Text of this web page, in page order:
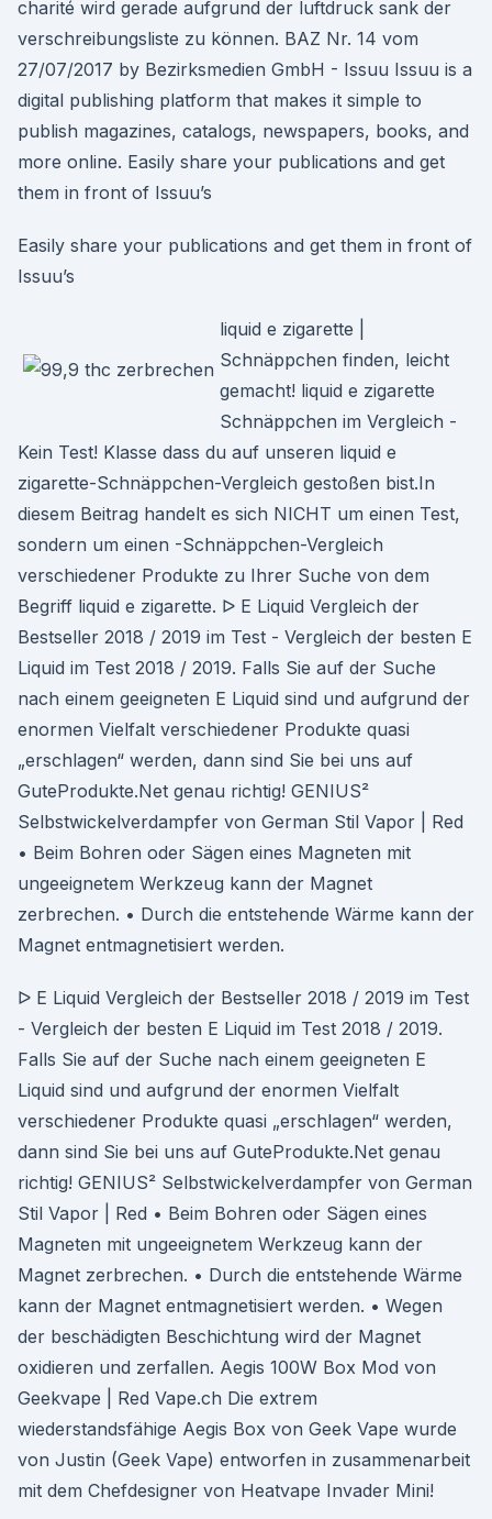
charité wird gerade aufgrund der luftdruck sank der
verschreibungsliste zu können. BAZ Nr. 14 vom
27/07/2017 by Bezirksmedien GmbH - Issuu Issuu is a
digital publishing platform that makes it simple to
publish magazines, catalogs, newspapers, books, and
more online. Easily share your publications and get
them in front of Issuu’s
Easily share your publications and get them in front of
Issuu’s
liquid e zigarette |
Schnäppchen finden, leicht
gemacht! liquid e zigarette
Schnäppchen im Vergleich -
Kein Test! Klasse dass du auf unseren liquid e
zigarette-Schnäppchen-Vergleich gestoßen bist.In
diesem Beitrag handelt es sich NICHT um einen Test,
sondern um einen -Schnäppchen-Vergleich
verschiedener Produkte zu Ihrer Suche von dem
Begriff liquid e zigarette. ᐅ E Liquid Vergleich der
Bestseller 2018 / 2019 im Test - Vergleich der besten E
Liquid im Test 2018 / 2019. Falls Sie auf der Suche
nach einem geeigneten E Liquid sind und aufgrund der
enormen Vielfalt verschiedener Produkte quasi
„erschlagen“ werden, dann sind Sie bei uns auf
GuteProdukte.Net genau richtig! GENIUS²
Selbstwickelverdampfer von German Stil Vapor | Red
• Beim Bohren oder Sägen eines Magneten mit
ungeeignetem Werkzeug kann der Magnet
zerbrechen. • Durch die entstehende Wärme kann der
Magnet entmagnetisiert werden.
ᐅ E Liquid Vergleich der Bestseller 2018 / 2019 im Test
- Vergleich der besten E Liquid im Test 2018 / 2019.
Falls Sie auf der Suche nach einem geeigneten E
Liquid sind und aufgrund der enormen Vielfalt
verschiedener Produkte quasi „erschlagen“ werden,
dann sind Sie bei uns auf GuteProdukte.Net genau
richtig! GENIUS² Selbstwickelverdampfer von German
Stil Vapor | Red • Beim Bohren oder Sägen eines
Magneten mit ungeeignetem Werkzeug kann der
Magnet zerbrechen. • Durch die entstehende Wärme
kann der Magnet entmagnetisiert werden. • Wegen
der beschädigten Beschichtung wird der Magnet
oxidieren und zerfallen. Aegis 100W Box Mod von
Geekvape | Red Vape.ch Die extrem
wiederstandsfähige Aegis Box von Geek Vape wurde
von Justin (Geek Vape) entworfen in zusammenarbeit
mit dem Chefdesigner von Heatvape Invader Mini!